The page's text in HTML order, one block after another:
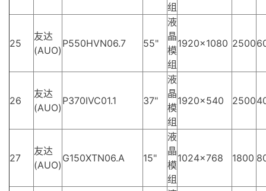
组
25
友达
(AUO)
P550HVN06.7 55"
液
晶
模
组
1920×1080 2500
26
友达
(AUO)
P370IVC01.1 37"
液
晶
模
组
1920×540 2500
27
友达
(AUO)
G150XTN06.A 15"
液
晶
模
组
1024×768 1800